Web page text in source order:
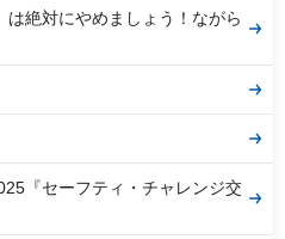
は絶対にやめましょう！ながら
『セーフティ・チャレンジ交